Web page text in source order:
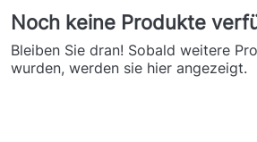
Noch keine Produkte
Bleiben Sie dran! Sobald weitere
wurden, werden sie hier angezeigt.